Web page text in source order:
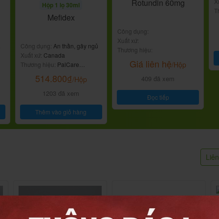
Hộp 1 lọ 30ml
Mefidex
Công dụng: An thần, gây ngủ
Xuất xứ: Canada
Thương hiệu: PalCare
514.800₫/Hộp
1203 đã xem
Thêm vào giỏ hàng
Rotundin 60mg
Công dụng:
Xuất xứ:
Thương hiệu:
Giá liên hệ/Hộp
409 đã xem
Đọc tiếp